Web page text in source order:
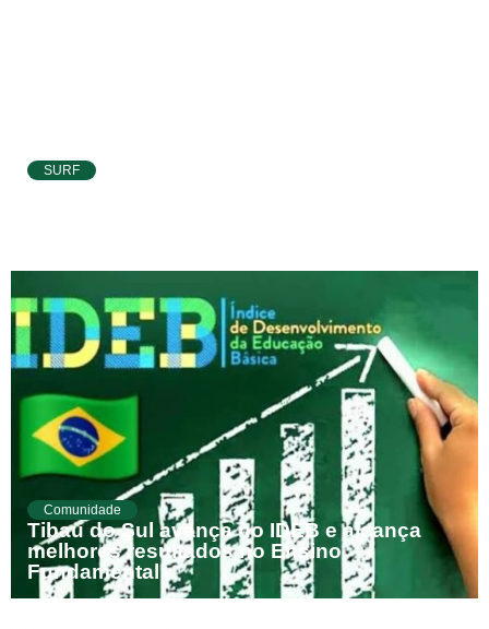
Canguaretama
PIPA
Surf
Informações
Gerais
Serviços Tibau
do Sul
Tábua da Maré
SURF
Comunidade
Tibau do Sul avança no IDEB e alcança
melhores resultados no Ensino
Fundamental